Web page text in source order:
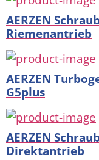
AERZEN
Riemenantrieb
AERZEN
G5plus
AERZEN
Direktantrieb